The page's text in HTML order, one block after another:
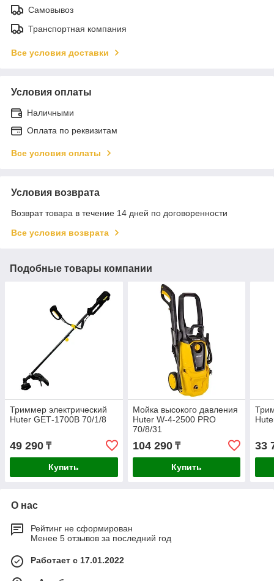
Самовывоз
Транспортная компания
Все условия доставки
Условия оплаты
Наличными
Оплата по реквизитам
Все условия оплаты
Условия возврата
Возврат товара в течение 14 дней по договоренности
Все условия возврата
Подобные товары компании
Триммер электрический
Huter GЕТ-1700B 70/1/8
49 290 ₸
Купить
Мойка высокого давления
Huter W-4-2500 PRO
70/8/31
104 290₸
Купить
33
О нас
Рейтинг не сформирован
Менее 5 отзывов за последний год
Работает с 17.01.2022